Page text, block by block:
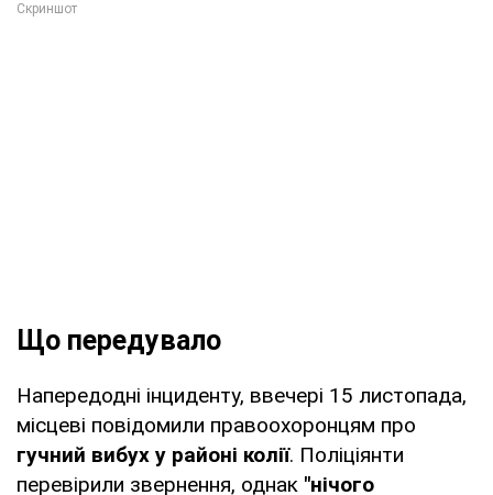
Що передувало
Напередодні інциденту, ввечері 15 листопада,
місцеві повідомили правоохоронцям про
гучний вибух у районі колії. Поліціянти
перевірили звернення, однак "нічого